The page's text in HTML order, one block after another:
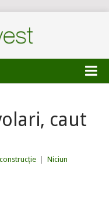
caut
Niciun